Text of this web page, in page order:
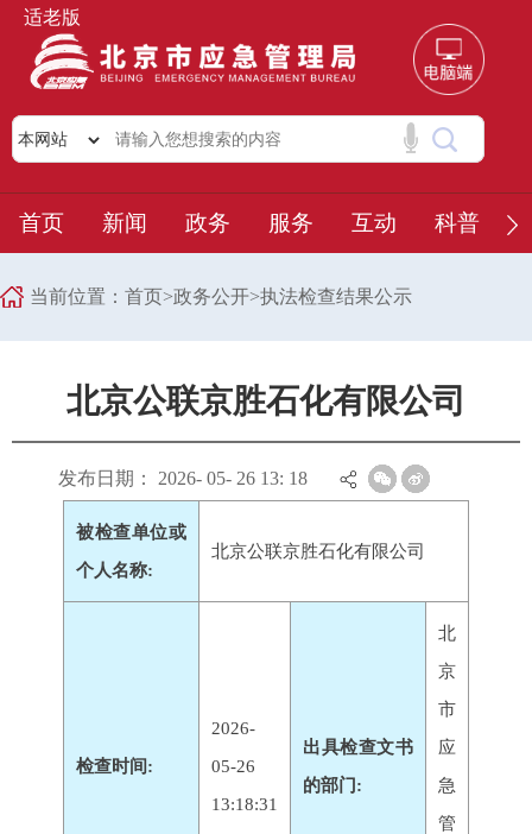
适老版
首页 新闻 政务 服务 互动 科普
当前位置： 首页>政务公开>执法检查结果公示
北京公联京胜石化有限公司
发布日期： 2026- 05- 26 13: 18
被检查单位或
个人名称:
北京公联京胜石化有限公司
检查时间:
2026-
05-26
13:18:31
出具检查文书
的部门:
北
京
市
应
急
管